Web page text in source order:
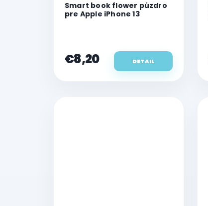
Smart book flower púzdro
pre Apple iPhone 13
€8,20 DETAIL